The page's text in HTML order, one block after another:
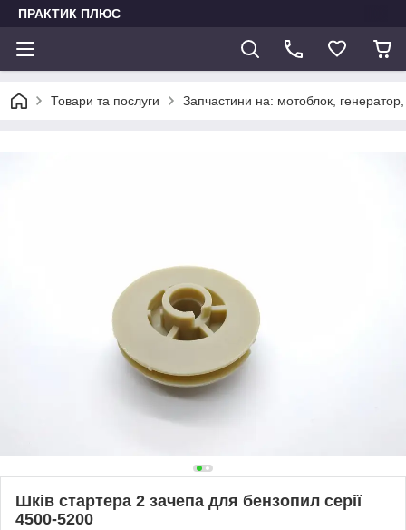
ПРАКТИК ПЛЮС
Товари та послуги Запчастини на: мотоблок,
Шків стартера 2 зачепа для бензопил серії
4500-5200